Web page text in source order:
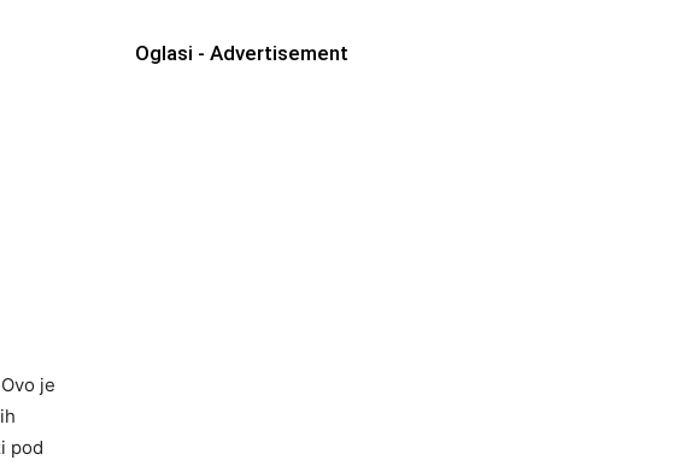
je
pod
Oglasi - Advertisement